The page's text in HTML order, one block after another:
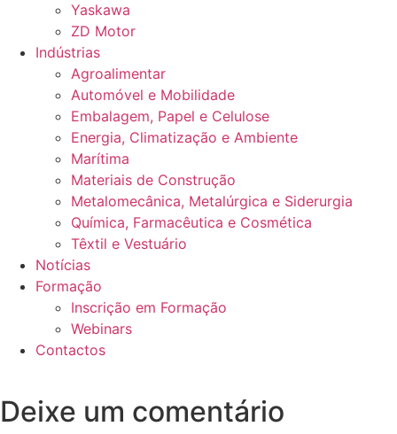
Yaskawa
ZD Motor
Indústrias
Agroalimentar
Automóvel e Mobilidade
Embalagem, Papel e Celulose
Energia, Climatização e Ambiente
Marítima
Materiais de Construção
Metalomecânica, Metalúrgica e Siderurgia
Química, Farmacêutica e Cosmética
Têxtil e Vestuário
Notícias
Formação
Inscrição em Formação
Webinars
Contactos
Deixe um comentário